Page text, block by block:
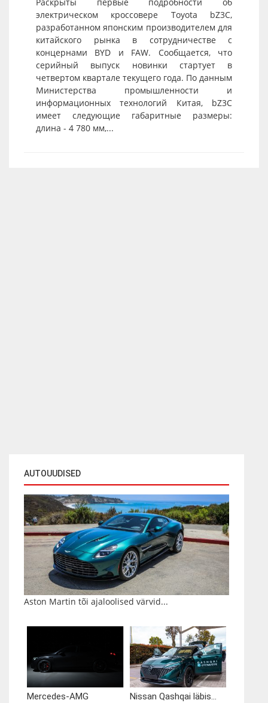
AUTOUUDISED
Aston Martin tõi ajaloolised värvid...
Mercedes-AMG
Nissan Qashqai läbis...
Раскрыты первые подробности об
электрическом кроссовере Toyota bZ3C,
разработанном японским производителем для
китайского рынка в сотрудничестве с
концернами BYD и FAW. Сообщается, что
серийный выпуск новинки стартует в
четвертом квартале текущего года. По данным
Министерства промышленности и
информационных технологий Китая, bZ3C
имеет следующие габаритные размеры:
длина - 4 780 мм,...